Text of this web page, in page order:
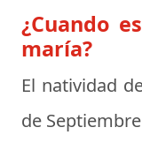
¿Cuando
maría?
El natividad
de